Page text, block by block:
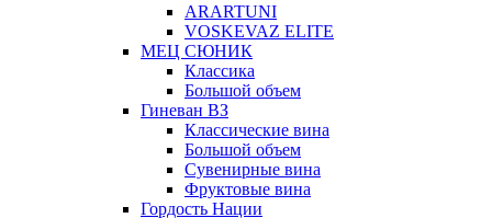
ARARTUNI
VOSKEVAZ ELITE
МЕЦ СЮНИК
Классика
Большой объем
Гиневан ВЗ
Классические вина
Большой объем
Сувенирные вина
Фруктовые вина
Гордость Нации